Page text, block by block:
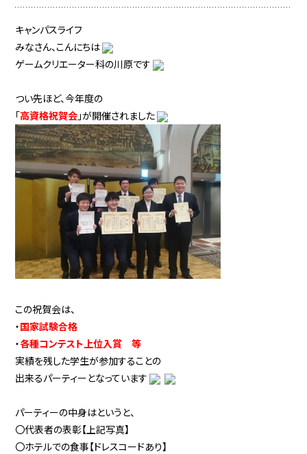
キャンパスライフ
みなさん、こんにちは
ゲームクリエーター科の川原です
つい先ほど、今年度の
「高資格祝賀会 」が開催されました
この祝賀会は、
・国家試験合格
・各種コンテスト上位入賞 等
実績を残した学生が参加することの
出来るパーティーとなっています
パーティーの中身はというと、
〇代表者の表彰【上記写真】
〇ホテルでの食事【ドレスコードあり】